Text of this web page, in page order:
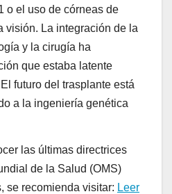
o el uso de córneas de
visión. La integración de la
y la cirugía ha
que estaba latente
futuro del trasplante está
a la ingeniería genética
las últimas directrices
de la Salud (OMS)
se recomienda visitar: Leer